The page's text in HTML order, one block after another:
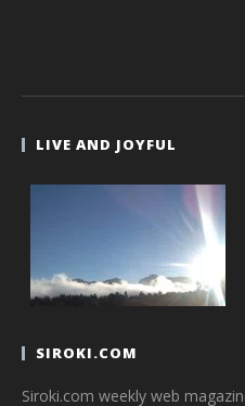
LIVE AND JOYFUL
SIROKI.COM
Siroki.com weekly web